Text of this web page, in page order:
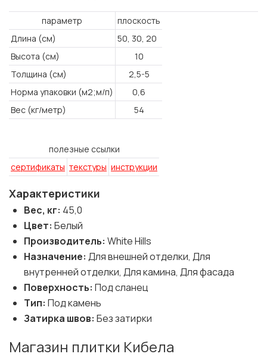
параметр
плоскость
Длина (см)
50, 30, 20
Высота (см)
10
Толщина (см)
2,5-5
Норма упаковки (м2;м/п)
0,6
Вес (кг/метр)
54
полезные ссылки
сертификаты текстуры инструкции
Характеристики
Вес, кг: 45,0
Цвет: Белый
Производитель: White Hills
Назначение: Для внешней отделки, Для
внутренней отделки, Для камина, Для фасада
Поверхность: Под сланец
Тип: Под камень
Затирка швов: Без затирки
Магазин плитки Кибела